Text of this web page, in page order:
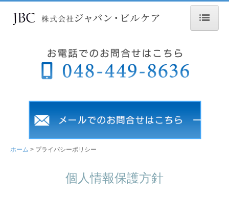
会社案内
事例紹介
ビル清掃でお困りの方へ
ホーム プライバシーポリシー
個人情報保護方針